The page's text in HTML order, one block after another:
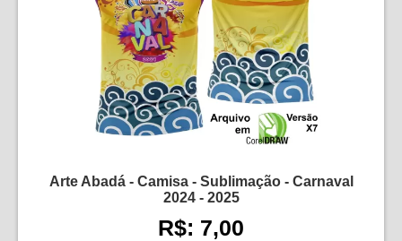
Arte Abadá - Camisa - Sublimação - Carnaval
2024 - 2025
R$: 7,00